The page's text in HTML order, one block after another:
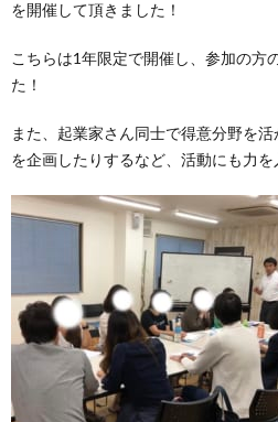
を開催して頂きました！
こちらは1年限定で開催し
、参加の方
た！
また、起業家さん同士で得意分野を
を企画したりするなど、活動にも力を